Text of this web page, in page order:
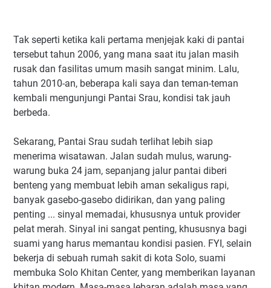
Tak seperti ketika kali pertama menjejak kaki di pantai
tersebut tahun 2006, yang mana saat itu jalan masih
rusak dan fasilitas umum masih sangat minim. Lalu,
tahun 2010-an, beberapa kali saya dan teman-teman
kembali mengunjungi Pantai Srau, kondisi tak jauh
berbeda.
Sekarang, Pantai Srau sudah terlihat lebih siap
menerima wisatawan. Jalan sudah mulus, warung-
warung buka 24 jam, sepanjang jalur pantai diberi
benteng yang membuat lebih aman sekaligus rapi,
banyak gasebo-gasebo didirikan, dan yang paling
penting ... sinyal memadai, khususnya untuk provider
pelat merah. Sinyal ini sangat penting, khususnya bagi
suami yang harus memantau kondisi pasien. FYI, selain
bekerja di sebuah rumah sakit di kota Solo, suami
membuka Solo Khitan Center, yang memberikan layanan